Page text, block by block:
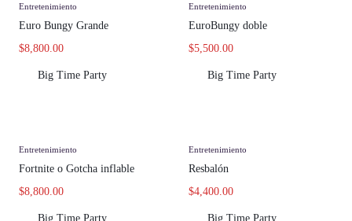
Entretenimiento
Euro Bungy Grande
$8,800.00
Big Time Party
Entretenimiento
EuroBungy doble
$5,500.00
Big Time Party
Entretenimiento
Fortnite o Gotcha inflable
$8,800.00
Big Time Party
Entretenimiento
Resbalón
$4,400.00
Big Time Party